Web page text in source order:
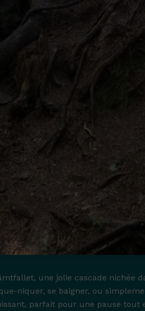
une jolie cascade nichée
niquer, se baigner, ou
parfait pour une pause tout